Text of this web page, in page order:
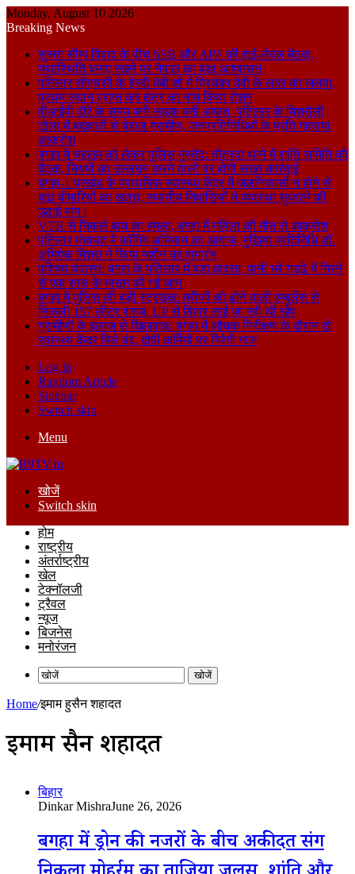
Monday, August 10 2026
Breaking News
सुस्ता सीमा विवाद के बीच SSB और APF की हाई-लेवल बैठक,
यथास्थिति बनाए रखने पर नेपाल का बड़ा आश्वासन
पतिलार सीएचसी के हेल्दी बेबी शो में प्रियंका देवी के लाल का जलवा,
प्रथम स्थान प्राप्त कर क्षेत्र का नाम किया रोशन
वीआईपी दौरे के समय बनी सड़क बनी आफत, पतिलार के मिश्रौली
टोला में बदहाली से बेहाल ग्रामीण, जनप्रतिनिधियों के प्रति गहराया
आक्रोश
बगहा में चहलूम को लेकर पुलिस मुस्तैद: चौतरवा थाने में शांति समिति की
बैठक, नियमों का उल्लंघन करने वालों पर होगी सख्त कार्रवाई
बगहा-1 प्रखंड के प्राथमिक स्वास्थ्य केंद्र में जलनिकासी न होने से
बढ़ा बीमारियों का खतरा, स्थानीय निवासियों ने व्यवस्था सुधारने की
उठाई मांग।
VTR से निकले बाघ का हमला, बगहा में महिला की मौत से आक्रोश
पतिलार पंचायत में फॉगिंग अभियान का आगाज, मुखिया प्रतिनिधि डॉ.
अभिषेक मिश्रा ने किया मशीन का शुभारंभ
पश्चिम चंपारण: बगहा के पतिलार में बड़ा हादसा, पानी भरे गड्ढे में गिरने
से एक साल के मासूम की गई जान
बगहा में पुलिस की बड़ी स्ट्राइक: मरीजों को ढोने वाली एम्बुलेंस से
निकली 157 लीटर शराब, UP से बिहार लाई जा रही थी खेप
ग्रामीणों के इलाज से खिलवाड़: बगहा में औचक निरीक्षण के दौरान दो
स्वास्थ्य केंद्र मिले बंद, दोषी कर्मियों पर गिरेगी गाज
Log In
Random Article
Sidebar
Switch skin
Menu
खोजें
Switch skin
होम
राष्ट्रीय
अंतर्राष्ट्रीय
खेल
टेक्नॉलजी
ट्रैवल
न्यूज
बिजनेस
मनोरंजन
खोजें
Home/इमाम हुसैन शहादत
इमाम हुसैन शहादत
बिहार
Dinkar MishraJune 26, 2026
बगहा में ड्रोन की नजरों के बीच अकीदत संग